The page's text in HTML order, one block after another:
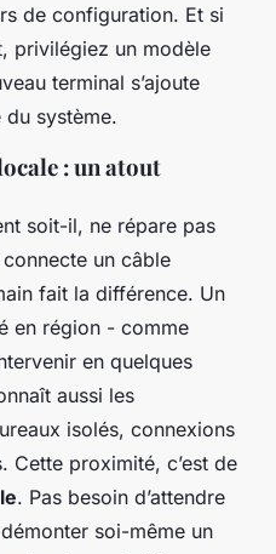
de configuration. Et si
privilégiez un modèle
terminal s’ajoute
du système.
: un atout
soit-il, ne répare pas
un câble
fait la différence. Un
en région - comme
en quelques
aussi les
isolés, connexions
Cette proximité, c’est de
. Pas besoin d’attendre
soi-même un